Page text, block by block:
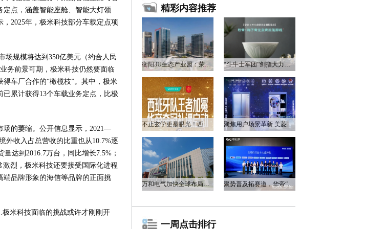
定点，涵盖智能座舱、智能大灯领
2025年，极米科技部分车载定点项
场规模将达到350亿美元（约合人民
务前景可期，极米科技仍然要面临
车厂合作的“橄榄枝”。其中，极米
累计获得13个车载业务定点，比极
场的萎缩。公开信息显示，2021—
外收入占总营收的比重也从10.7%逐
达到2016.7万台，同比增长7.5%；
烈，极米科技还要接受国际化进程
品牌形象的海信等品牌的正面挑
米科技面临的挑战或许才刚刚开
精彩内容推荐
衡阳3U生态产业园：荣电集团的政企合作新答卷 “斗牛士军团”剑指大力神杯，华帝以“一瓷一金”静候荣光
不止玄学更是眼光！西班牙队夺冠，华帝火速官宣启动兑奖福利 聚焦用户场景革新 美菱产品创新打造差异化居家体验
万和电气加快全球布局，海外营收占比升至四成 聚势普及拓赛道，华帝“亮剑”洗碗机峰会，破局存量换新
一周点击排行